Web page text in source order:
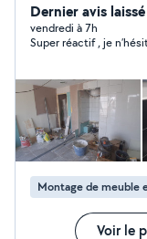
pas à me
Dernier avis
vendredi à 7h
Super réactif , je
Montage de meuble
Voir le